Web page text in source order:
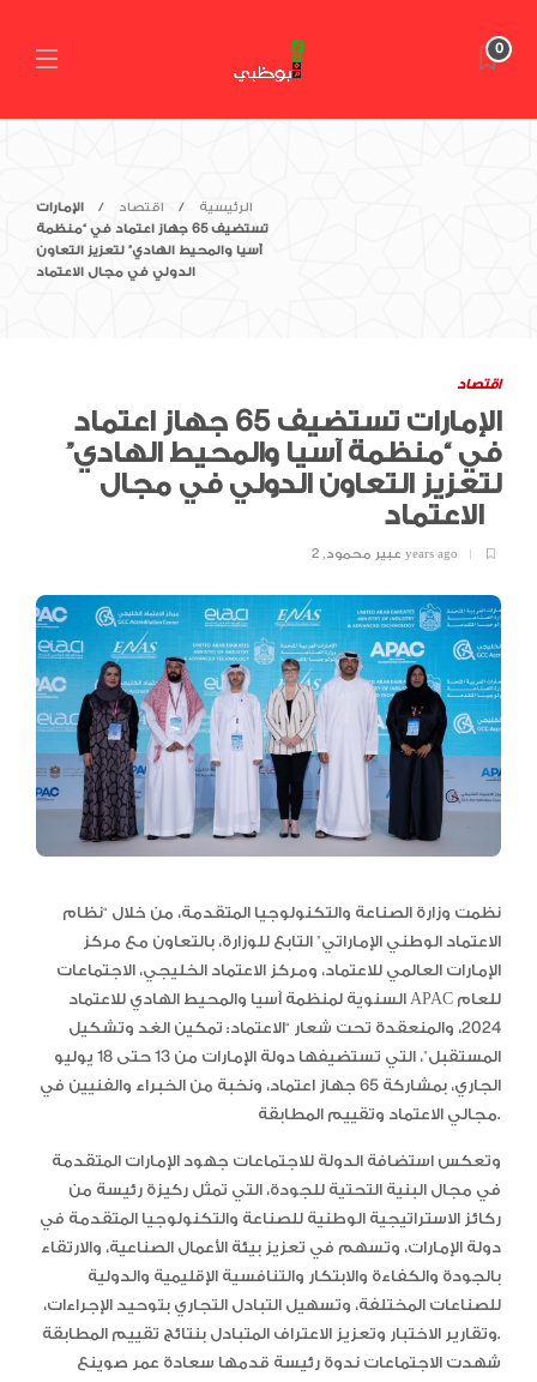
0
الرئيسية اقتصاد
الإمارات
تستضيف 65 جهاز اعتماد في “منظمة
آسيا والمحيط الهادي” لتعزيز التعاون
الدولي في مجال الاعتماد
اقتصاد
الإمارات تستضيف 65 جهاز اعتماد
في “منظمة آسيا والمحيط الهادي”
لتعزيز التعاون الدولي في مجال
عبير محمود, 2 years ago
نظمت وزارة الصناعة والتكنولوجيا المتقدمة، من خلال “نظام
الاعتماد الوطني الإماراتي” التابع للوزارة، بالتعاون مع مركز
الإمارات العالمي للاعتماد، ومركز الاعتماد الخليجي، الاجتماعات
السنوية لمنظمة آسيا والمحيط الهادي للاعتماد APAC للعام
2024، والمنعقدة تحت شعار “الاعتماد: تمكين الغد وتشكيل
المستقبل”، التي تستضيفها دولة الإمارات من 13 حتى 18 يوليو
الجاري، بمشاركة 65 جهاز اعتماد، ونخبة من الخبراء والفنيين في
مجالي الاعتماد وتقييم المطابقة.
وتعكس استضافة الدولة للاجتماعات جهود الإمارات المتقدمة
في مجال البنية التحتية للجودة، التي تمثل ركيزة رئيسة من
ركائز الاستراتيجية الوطنية للصناعة والتكنولوجيا المتقدمة في
دولة الإمارات، وتسهم في تعزيز بيئة الأعمال الصناعية، والارتقاء
بالجودة والكفاءة والابتكار والتنافسية الإقليمية والدولية
للصناعات المختلفة، وتسهيل التبادل التجاري بتوحيد الإجراءات،
وتقارير الاختبار وتعزيز الاعتراف المتبادل بنتائج تقييم المطابقة.
شهدت الاجتماعات ندوة رئيسة قدمها سعادة عمر صوينع